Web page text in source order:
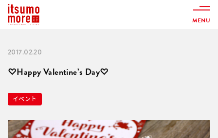
MENU
2017.02.20
♡Happy Valentine’s Day♡
イベント